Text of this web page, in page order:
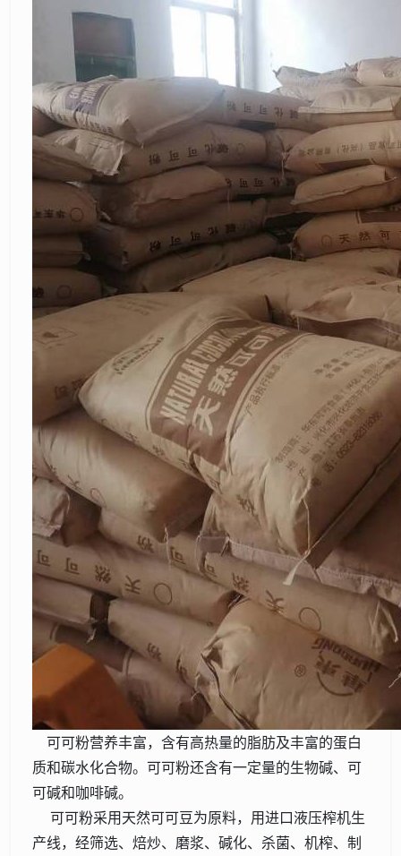
可可粉营养丰富，含有高热量的脂肪及丰富的蛋白
质和碳水化合物。可可粉还含有一定量的生物碱、可
可碱和咖啡碱。
可可粉采用天然可可豆为原料，用进口液压榨机生
产线，经筛选、焙炒、磨浆、碱化、杀菌、机榨、制